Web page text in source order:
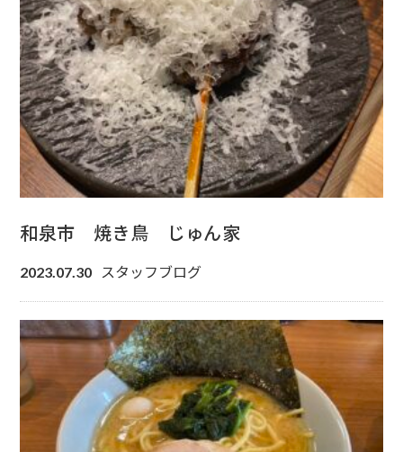
和泉市 焼き鳥 じゅん家
2023.07.30 スタッフブログ